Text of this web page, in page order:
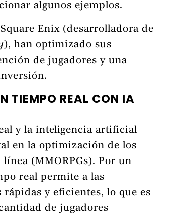
algunos ejemplos.
Enix (desarrolladora de
), han optimizado sus
de jugadores y una
TIEMPO REAL CON IA
y la inteligencia artificial
en la optimización de los
(MMORPGs). Por un
real permite a las
y eficientes, lo que es
de jugadores